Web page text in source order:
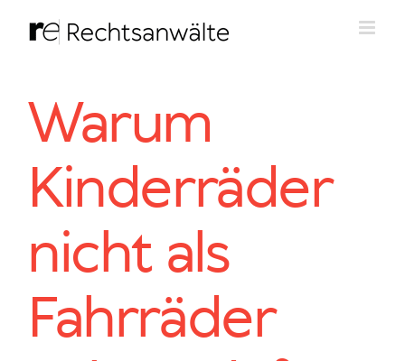
Inhalt
Warum
Kinderräder
nicht als
Fahrräder